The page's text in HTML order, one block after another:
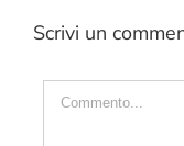
Scrivi un